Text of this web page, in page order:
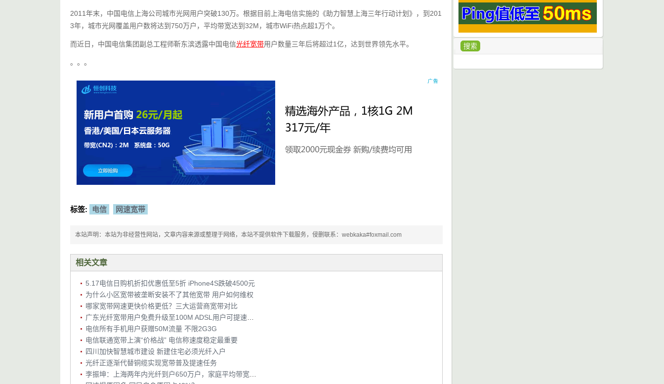
搜索
2011年末，中国电信上海公司城市光网用户突破130万。根据目前上海电信实施的《助力智慧上海三年行动计划》，到201
3年，城市光网覆盖用户数将达到750万户，平均带宽达到32M，城市WiFi热点超1万个。
而近日，中国电信集团副总工程师靳东滨透露中国电信光纤宽带用户数量三年后将超过1亿，达到世界领先水平。
。。。
标签: 电信 网速宽带
本站声明：本站为非经营性网站，文章内容来源或整理于网络，本站不提供软件下载服务，侵删联系：webkaka#foxmail.com
相关文章
5.17电信日购机折扣优惠低至5折 iPhone4S跌破4500元
为什么小区宽带被垄断安装不了其他宽带 用户如何维权
哪家宽带网速更快价格更低？三大运营商宽带对比
电信所有手机用户获赠50M流量 不限2G3G
电信联通宽带上演“价格战” 电信称速度稳定最重要
四川加快智慧城市建设 新建住宅必须光纤入户
光纤正逐渐代替铜缆实现宽带普及提速任务